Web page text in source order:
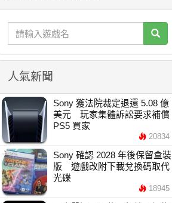
人氣新聞
Sony 獲法院裁定退還 5.08 億
美元 玩家集體訴訟要求補償
PS5 買家
20834
Sony 確認 2028 年後保留盒裝
版 遊戲改附下載兌換碼取代
光碟
18945